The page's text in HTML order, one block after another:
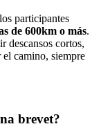
participantes
de 600km o más.
descansos cortos,
el camino, siempre
brevet?